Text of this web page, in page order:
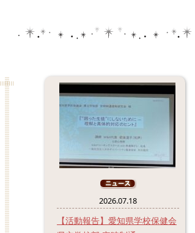
2026.07.18
【活動報告】愛知県学校保健会